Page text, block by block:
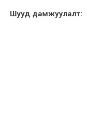
Шууд дамжуулалт: